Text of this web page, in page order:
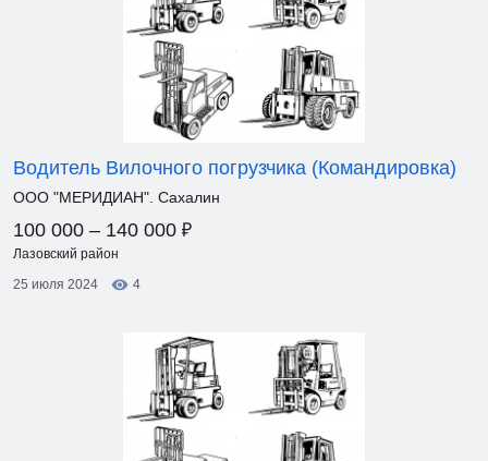
Водитель Вилочного погрузчика (Командировка)
ООО "МЕРИДИАН". Сахалин
100 000 – 140 000 ₽
Лазовский район
25 июля 2024
4